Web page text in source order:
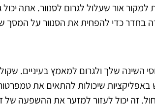
אור שעלול לגרום לסנוור. אתה
בחדר כדי להפחית את הסנוור על המסך
השינה שלך ולגרום למאמץ בעיניים.
שיכולות להתאים את
זה יכול לעזור למזער את ההשפעה של